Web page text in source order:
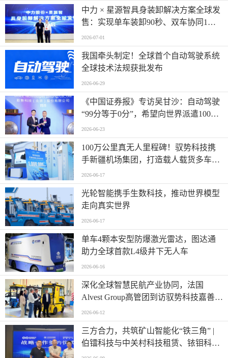
中力 × 星源智具身装卸解决方案全球发
售：实现单车装卸90秒、双车协同1分
钟
2026-07-01
我国牵头制定！全球首个自动驾驶系统
全球技术法规获批发布
2026-06-29
《中国证券报》专访吴甘沙：自动驾驶
“99分等于0分”，希望向世界派遣100万
名AI司机
2026-06-23
100万公里真无人里程碑！驭势科技携
手新疆机场集团，打造载人载货多车型
全场景运营标杆
2026-06-17
光轮智能携手生数科技，推动世界模型
走向真实世界
2026-06-17
单车4颗本安型防爆激光雷达，图达通
助力全球首款L4级井下无人车
2026-06-16
深化全球智慧民航产业协同，法国
Alvest Group高管团到访驭势科技嘉善研
发测试和应用创新中心
2026-06-12
三方合力，共筑矿山智能化“铁三角” |
伯镭科技与中关村科技租赁、铱钼科技
正式签署三方战略合作协议